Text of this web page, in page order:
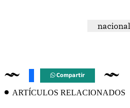
nacional
Compartir
ARTÍCULOS RELACIONADOS